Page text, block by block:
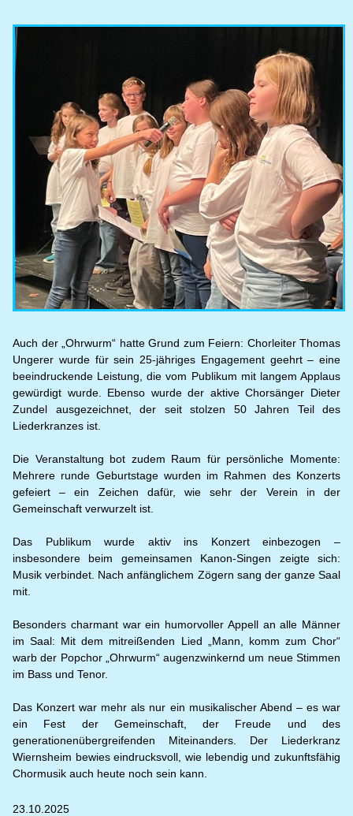
Auch der „Ohrwurm“ hatte Grund zum Feiern: Chorleiter Thomas
Ungerer wurde für sein 25-jähriges Engagement geehrt – eine
beeindruckende Leistung, die vom Publikum mit langem Applaus
gewürdigt wurde. Ebenso wurde der aktive Chorsänger Dieter
Zundel ausgezeichnet, der seit stolzen 50 Jahren Teil des
Liederkranzes ist.
Die Veranstaltung bot zudem Raum für persönliche Momente:
Mehrere runde Geburtstage wurden im Rahmen des Konzerts
gefeiert – ein Zeichen dafür, wie sehr der Verein in der
Gemeinschaft verwurzelt ist.
Das Publikum wurde aktiv ins Konzert einbezogen –
insbesondere beim gemeinsamen Kanon-Singen zeigte sich:
Musik verbindet. Nach anfänglichem Zögern sang der ganze Saal
mit.
Besonders charmant war ein humorvoller Appell an alle Männer
im Saal: Mit dem mitreißenden Lied „Mann, komm zum Chor“
warb der Popchor „Ohrwurm“ augenzwinkernd um neue Stimmen
im Bass und Tenor.
Das Konzert war mehr als nur ein musikalischer Abend – es war
ein Fest der Gemeinschaft, der Freude und des
generationenübergreifenden Miteinanders. Der Liederkranz
Wiernsheim bewies eindrucksvoll, wie lebendig und zukunftsfähig
Chormusik auch heute noch sein kann.
23.10.2025